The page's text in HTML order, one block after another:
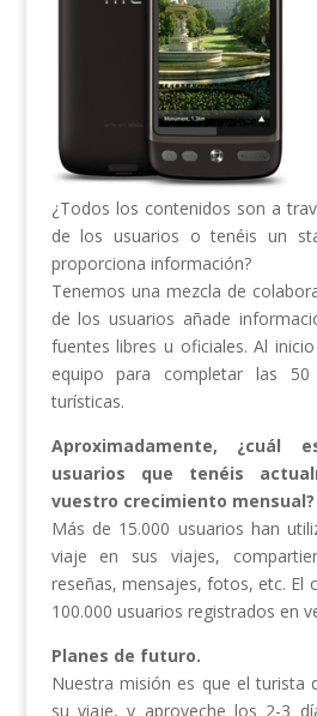
¿Todos los contenidos son a
de los usuarios o tenéis un
proporciona información?
Tenemos una mezcla de
de los usuarios añade
fuentes libres u oficiales. Al
equipo para completar las 50
turísticas.
Aproximadamente,
usuarios que tenéis
vuestro crecimiento mensual?
Más de 15.000 usuarios han
viaje en sus viajes,
reseñas, mensajes, fotos, etc. El
100.000 usuarios registrados en
Planes de futuro.
Nuestra misión es que el turista
su viaje, y aproveche los 2-3